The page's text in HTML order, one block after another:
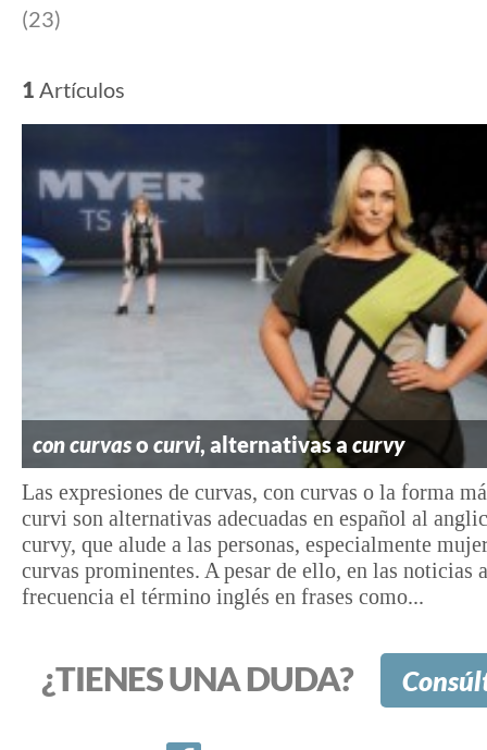
(23)
1 Artículos
con curvaso curvi, alternativas a curvy
Las expresiones de curvas, con curvas o la forma
curvi son alternativas adecuadas en español al
curvy, que alude a las personas, especialmente
curvas prominentes. A pesar de ello, en las noticias
frecuencia el término inglés en frases como...
¿TIENES UNA DUDA?